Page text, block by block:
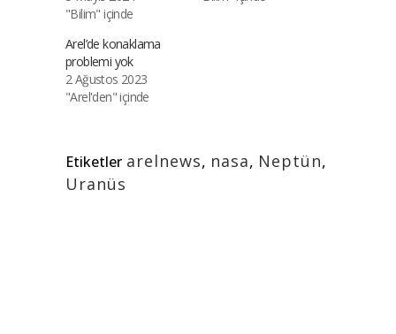
"Bilim" içinde
Arel’de konaklama
problemi yok
2 Ağustos 2023
"Arel'den" içinde
Etiketler arelnews, nasa, Neptün,
Uranüs